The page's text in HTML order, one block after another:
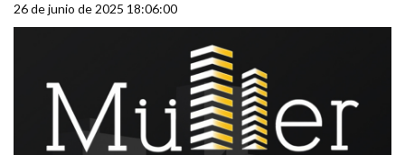
26 de junio de 2025 18:06:00